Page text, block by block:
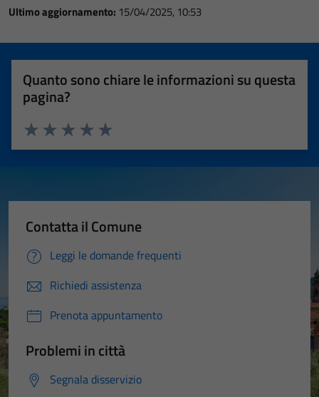
Ultimo aggiornamento: 15/04/2025, 10:53
Quanto sono chiare le informazioni su questa
pagina?
Valuta 5 stelle su 5
Valuta 4 stelle su 5
Valuta 3 stelle su 5
Valuta 2 stelle su 5
Valuta 1 stelle su 5
Contatta il Comune
Leggi le domande frequenti
Richiedi assistenza
Prenota appuntamento
Problemi in città
Segnala disservizio